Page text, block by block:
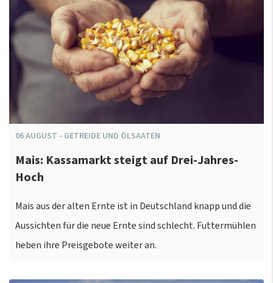
06AUGUST - GETREIDE UND ÖLSAATEN
Mais: Kassamarkt steigt auf Drei-Jahres-
Hoch
Mais aus der alten Ernte ist in Deutschland knapp und die
Aussichten für die neue Ernte sind schlecht. Futtermühlen
heben ihre Preisgebote weiter an.